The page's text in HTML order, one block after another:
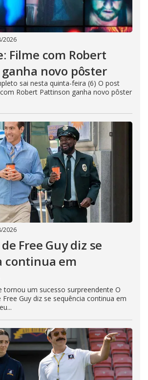
2026
Filme com Robert
novo pôster
sai nesta quinta-feira (6) O post
Robert Pattinson ganha novo pôster
2026
Free Guy diz se
continua em
tornou um sucesso surpreendente O
Guy diz se sequência continua em